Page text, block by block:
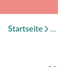
Startseite